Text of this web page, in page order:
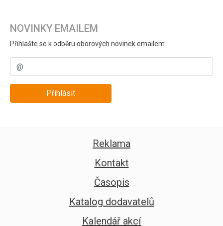
NOVINKY EMAILEM
Přihlašte se k odběru oborových novinek emailem.
Přihlásit
Reklama
Kontakt
Časopis
Katalog dodavatelů
Kalendář akcí